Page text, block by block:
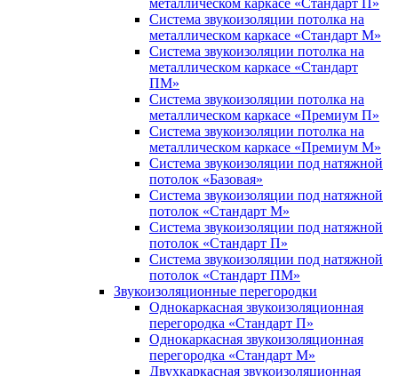
металлическом каркасе «Стандарт П»
Система звукоизоляции потолка на
металлическом каркасе «Стандарт М»
Система звукоизоляции потолка на
металлическом каркасе «Стандарт
ПМ»
Система звукоизоляции потолка на
металлическом каркасе «Премиум П»
Система звукоизоляции потолка на
металлическом каркасе «Премиум М»
Система звукоизоляции под натяжной
потолок «Базовая»
Система звукоизоляции под натяжной
потолок «Стандарт М»
Система звукоизоляции под натяжной
потолок «Стандарт П»
Система звукоизоляции под натяжной
потолок «Стандарт ПМ»
Звукоизоляционные перегородки
Однокаркасная звукоизоляционная
перегородка «Стандарт П»
Однокаркасная звукоизоляционная
перегородка «Стандарт М»
Двухкаркасная звукоизоляционная